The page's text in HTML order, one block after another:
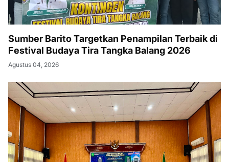
Sumber Barito Targetkan Penampilan Terbaik di
Festival Budaya Tira Tangka Balang 2026
Agustus 04, 2026